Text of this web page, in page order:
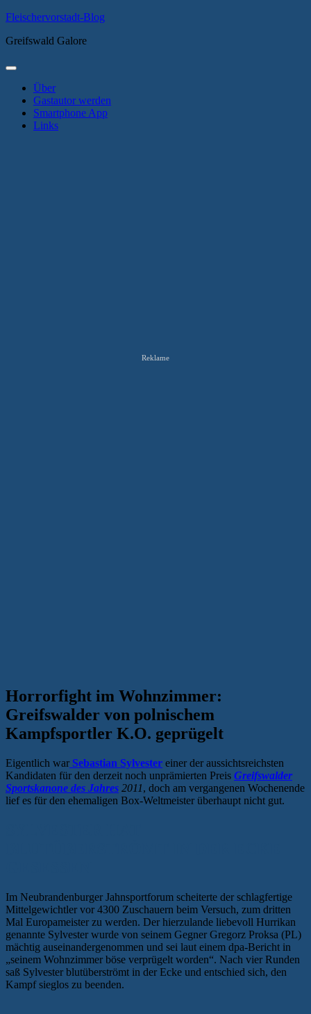
Zum
springen
Fleischervorstadt-Blog
Greifswald Galore
Primäres
Über
Gastautor werden
Smartphone App
Links
Reklame
Horrorfight im Wohnzimmer:
Greifswalder von polnischem
Kampfsportler K.O. geprügelt
Eigentlich war Sebastian Sylvester einer der aussichtsreichsten
Kandidaten für den derzeit noch unprämierten Preis Greifswalder
Sportskanone des Jahres 2011, doch am vergangenen Wochenende
lief es für den ehemaligen Box-Weltmeister überhaupt nicht gut.
Im Neubrandenburger Jahnsportforum scheiterte der schlagfertige
Mittelgewichtler vor 4300 Zuschauern beim Versuch, zum dritten
Mal Europameister zu werden. Der hierzulande liebevoll Hurrikan
genannte Sylvester wurde von seinem Gegner Gregorz Proksa (PL)
mächtig auseinandergenommen und sei laut einem dpa-Bericht in
„seinem Wohnzimmer böse verprügelt worden“. Nach vier Runden
saß Sylvester blutüberströmt in der Ecke und entschied sich, den
Kampf sieglos zu beenden.